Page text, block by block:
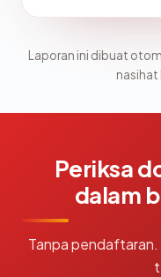
Laporan ini dibuat
nasihat
Periksa
dalam
Tanpa